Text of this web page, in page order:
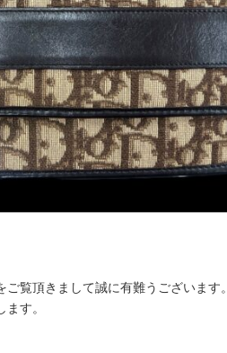
覧頂きまして誠に有難うございます。
す。